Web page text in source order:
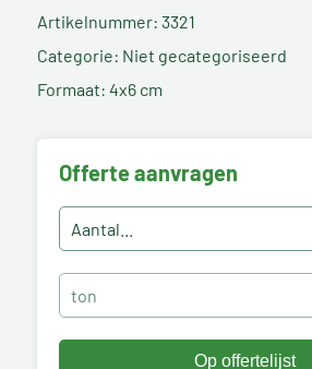
Artikelnummer: 3321
Categorie: Niet gecategoriseerd
Formaat: 4x6 cm
Offerte aanvragen